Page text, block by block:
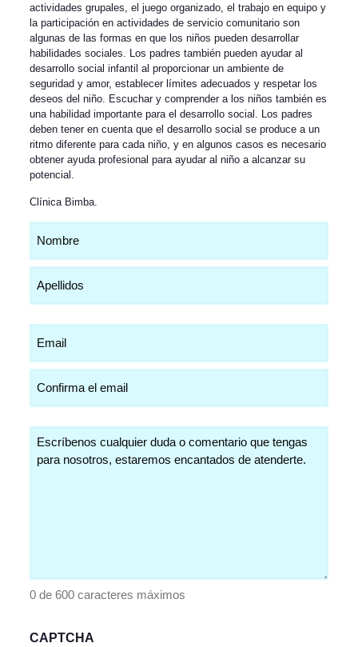
actividades grupales, el juego organizado, el trabajo en equipo y
la participación en actividades de servicio comunitario son
algunas de las formas en que los niños pueden desarrollar
habilidades sociales. Los padres también pueden ayudar al
desarrollo social infantil al proporcionar un ambiente de
seguridad y amor, establecer límites adecuados y respetar los
deseos del niño. Escuchar y comprender a los niños también es
una habilidad importante para el desarrollo social. Los padres
deben tener en cuenta que el desarrollo social se produce a un
ritmo diferente para cada niño, y en algunos casos es necesario
obtener ayuda profesional para ayudar al niño a alcanzar su
potencial.
Clínica Bimba.
(Obligatorio)
(Obligatorio)
(Obligatorio)
0 de 600 caracteres máximos
CAPTCHA